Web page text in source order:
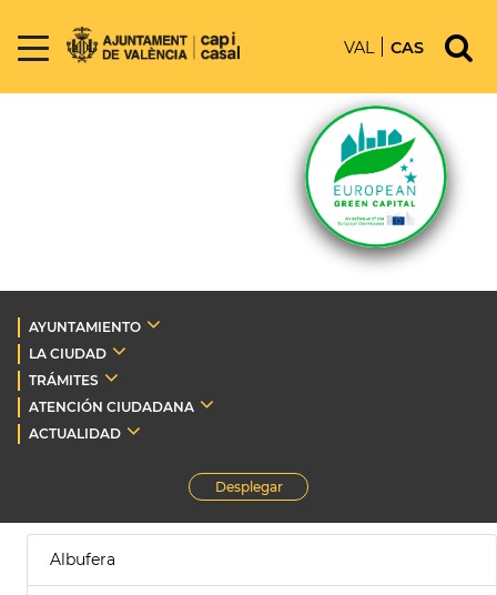
VAL CAS
AYUNTAMIENTO
LA CIUDAD
TRÁMITES
ATENCIÓN CIUDADANA
ACTUALIDAD
Desplegar
Albufera